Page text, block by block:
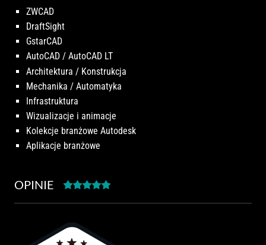
ZWCAD
DraftSight
GstarCAD
AutoCAD / AutoCAD LT
Architektura / Konstrukcja
Mechanika / Automatyka
Infrastruktura
Wizualizacje i animacje
Kolekcje branżowe Autodesk
Aplikacje branżowe
OPINIE